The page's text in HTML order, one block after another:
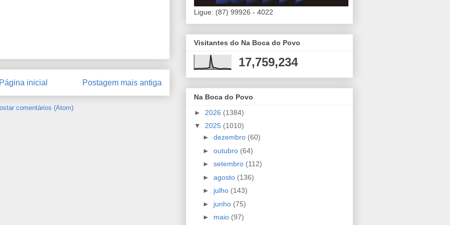
Postagem mais antiga
inicial
comentários (Atom)
Ligue: (87) 99926 - 4022
Visitantes do Na Boca do Povo
17,759,234
Na Boca do Povo
► 2026 (1384)
▼ 2025 (1010)
► dezembro (60)
► outubro (64)
► setembro (112)
► agosto (136)
► julho (143)
► junho (75)
► maio (97)